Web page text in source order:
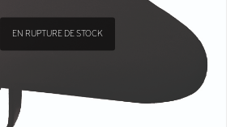
EN RUPTURE DE STOCK